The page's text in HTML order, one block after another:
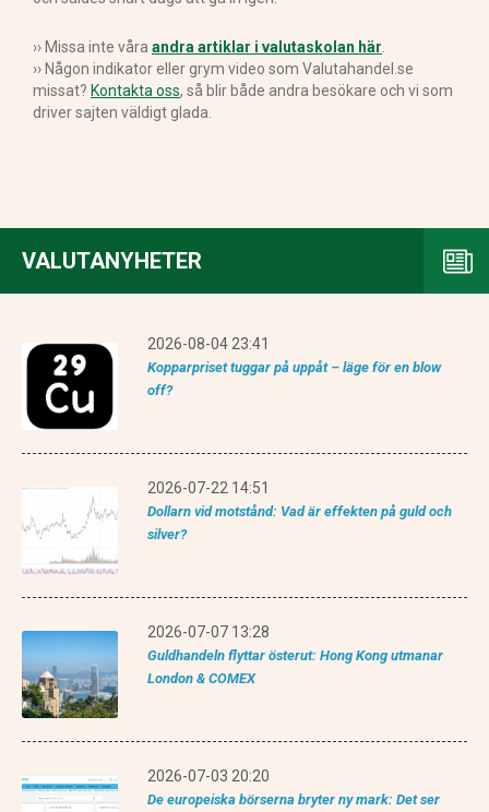
›› Missa inte våra andra artiklar i valutaskolan här
›› Någon indikator eller grym video som Valutahandel.se
missat? Kontakta oss, så blir både andra besökare och vi som
driver sajten väldigt glada.
VALUTANYHETER
2026-08-04 23:41
Kopparpriset tuggar på uppåt – läge för en blow
off?
2026-07-22 14:51
Dollarn vid motstånd: Vad är effekten på guld och
silver?
2026-07-07 13:28
Guldhandeln flyttar österut: Hong Kong utmanar
London & COMEX
2026-07-03 20:20
De europeiska börserna bryter ny mark: Det ser